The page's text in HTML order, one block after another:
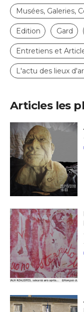
Musées, Galeries,
Edition Gard
Entretiens et
L'actu des lieux
Articles les